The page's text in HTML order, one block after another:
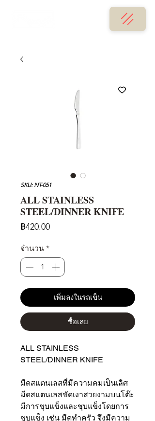
SKU: NT-051
ALL STAINLESS
STEEL/DINNER KNIFE
฿420.00ราคา
จำนวน *
เพิ่มลงในรถเข็น
ซื้อเลย
ALL STAINLESS
STEEL/DINNER KNIFE
มีดสแตนเลสที่มีความคมเป็นเลิศ
มีดสแตนเลสขัดเงาสวยงามบนโต๊ะ
มีการชุบแข็งและชุบแข็งโดยการ
ชุบแข็ง เช่น มีดทำครัว จึงมีความ